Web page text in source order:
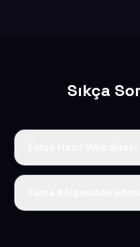
Sıkça
Tek fiyat uygulanır: